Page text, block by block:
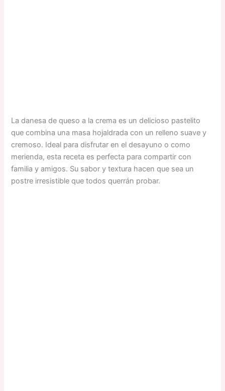
La danesa de queso a la crema es un delicioso pastelito
que combina una masa hojaldrada con un relleno suave y
cremoso. Ideal para disfrutar en el desayuno o como
merienda, esta receta es perfecta para compartir con
familia y amigos. Su sabor y textura hacen que sea un
postre irresistible que todos querrán probar.